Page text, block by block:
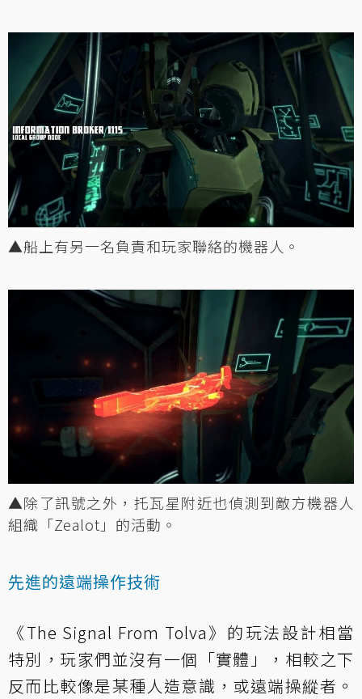
▲船上有另一名負責和玩家聯絡的機器人。
▲除了訊號之外，托瓦星附近也偵測到敵方機器人
組織「Zealot」的活動。
先進的遠端操作技術
《The Signal From Tolva》的玩法設計相當
特別，玩家們並沒有一個「實體」，相較之下
反而比較像是某種人造意識，或遠端操縱者。